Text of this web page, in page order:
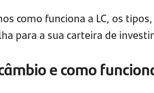
como funciona a LC, os
para a sua carteira de
e como